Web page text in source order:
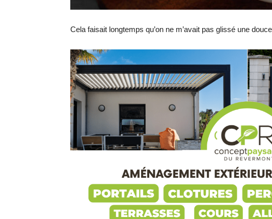
Cela faisait longtemps qu’on ne m’avait pas glissé une